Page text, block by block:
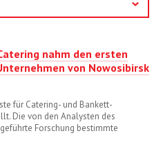
nahm den ersten
von Nowosibirsk
für Catering- und Bankett-
Die von den Analysten des
Forschung bestimmte